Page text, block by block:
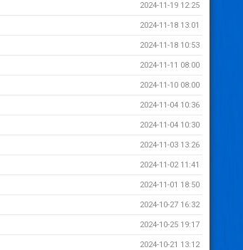
2024-11-19 12:25
2024-11-18 13:01
2024-11-18 10:53
2024-11-11 08:00
2024-11-10 08:00
2024-11-04 10:36
2024-11-04 10:30
2024-11-03 13:26
2024-11-02 11:41
2024-11-01 18:50
2024-10-27 16:32
2024-10-25 19:17
2024-10-21 13:12